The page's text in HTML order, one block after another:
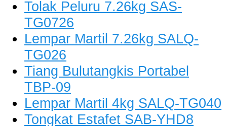
Tolak Peluru 7.26kg SAS-
TG0726
Lempar Martil 7.26kg SALQ-
TG026
Tiang Bulutangkis Portabel
TBP-09
Lempar Martil 4kg SALQ-TG040
Tongkat Estafet SAB-YHD8